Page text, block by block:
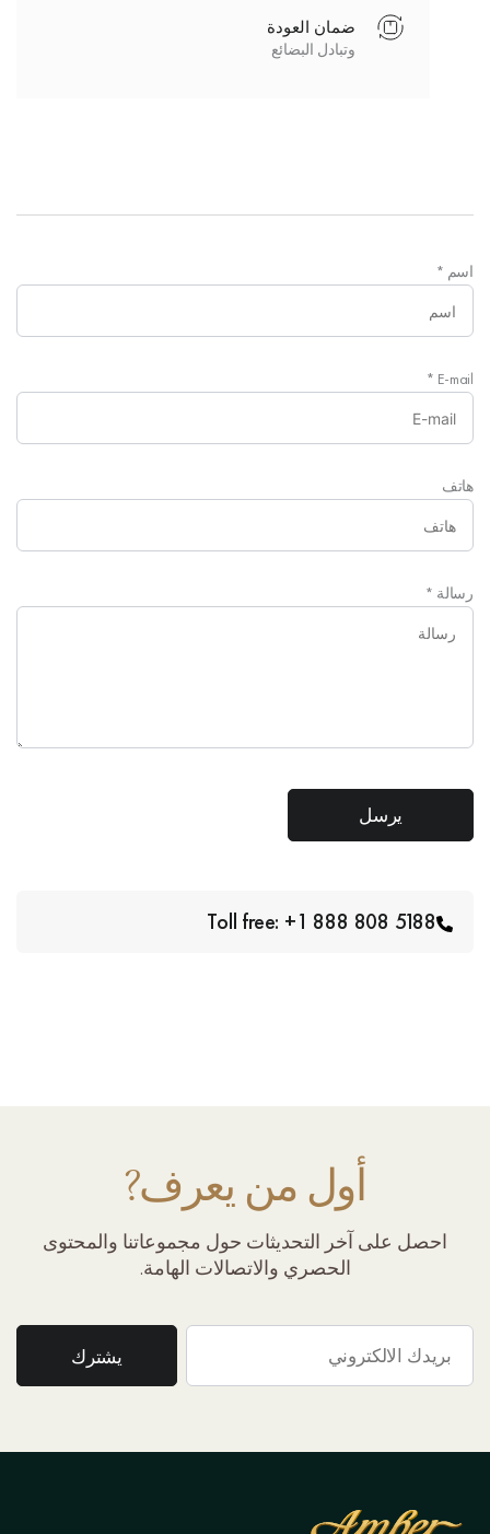
ضمان العودة
وتبادل البضائع
اسم *
E-mail
*
هاتف
رسالة *
Toll free: +1 888 808 5188
أول من يعرف?
احصل على آخر التحديثات حول مجموعاتنا والمحتوى
الحصري والاتصالات الهامة.